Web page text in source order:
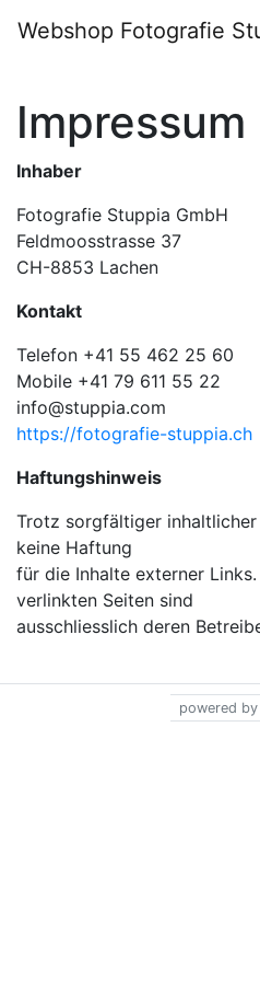
Webshop Fotografie
Impressum
Inhaber
Fotografie Stuppia GmbH
Feldmoosstrasse 37
CH-8853 Lachen
Kontakt
Telefon +41 55 462 25 60
Mobile +41 79 611 55 22
info@stuppia.com
https://fotografie-stuppia.ch
Haftungshinweis
Trotz sorgfältiger
keine Haftung
für die Inhalte externer
verlinkten Seiten sind
ausschliesslich deren
powered